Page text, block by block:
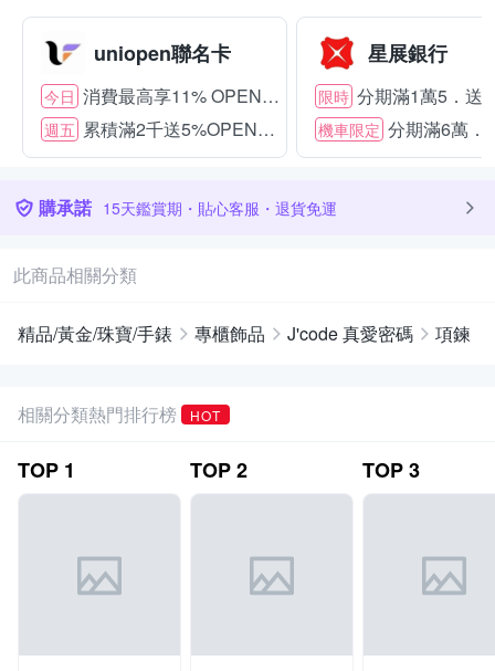
uniopen聯名卡
今日 消費最高享11% OPENPOINT
週五 累積滿2千送5%OPENPOINT
星展銀行
限時 分期滿1萬5．送
機車限定 分期滿6萬．
購承諾 15天鑑賞期・貼心客服・退貨免運
此商品相關分類
精品/黃金/珠寶/手錶 專櫃飾品 J'code 真愛密碼 項鍊
相關分類熱門排行榜 HOT
TOP 1 TOP2 TOP3